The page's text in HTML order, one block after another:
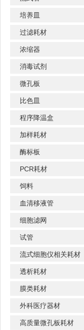
培养皿
过滤耗材
浓缩器
消毒试剂
微孔板
比色皿
程序降温盒
加样耗材
酶标板
PCR耗材
饲料
血清移液管
细胞滤网
试管
流式细胞仪相关耗材
透析耗材
膜类耗材
外科医疗器材
高质量微孔板耗材